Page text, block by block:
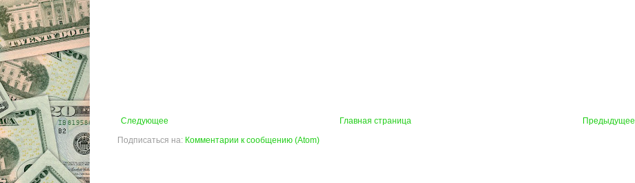
Следующее Предыдущее
Главная страница
Подписаться на: Комментарии к сообщению (Atom)